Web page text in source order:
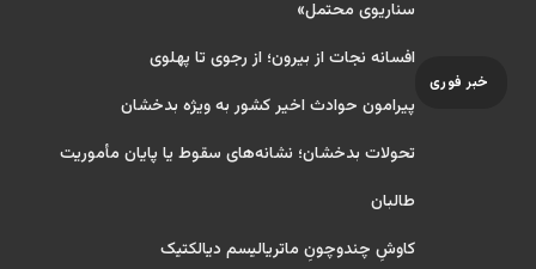
خبر فوری
سناریوی محتمل»
افسانه نجات از بیرون؛ از رجوی تا پهلوی
پیرامون حوادث اخیر کشور به ویژه بدخشان
تحولات بدخشان؛ نشانه‌های سقوط یا پایان مأموریت
طالبان
کاوشِ چندو‌چونِ ماتریالیسم دیالکتیک